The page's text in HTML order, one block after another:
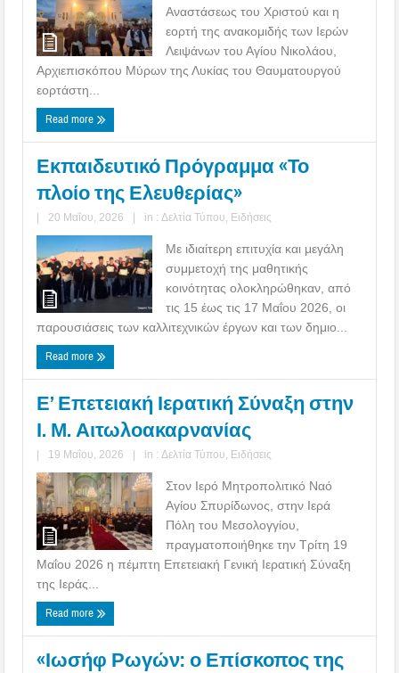
Αναστάσεως του Χριστού και η
εορτή της ανακομιδής των Ιερών
Λειψάνων του Αγίου Νικολάου,
Αρχιεπισκόπου Μύρων της Λυκίας του Θαυματουργού
εορτάστη...
Read more
Εκπαιδευτικό Πρόγραμμα «Το
πλοίο της Ελευθερίας»
| 20 Μαΐου, 2026 | in : Δελτία Τύπου Ειδήσεις
Με ιδιαίτερη επιτυχία και μεγάλη
συμμετοχή της μαθητικής
κοινότητας ολοκληρώθηκαν, από
τις 15 έως τις 17 Μαΐου 2026, οι
παρουσιάσεις των καλλιτεχνικών έργων και των δημιο...
Read more
Ε’ Επετειακή Ιερατική Σύναξη στην
Ι. Μ. Αιτωλοακαρνανίας
| 19 Μαΐου, 2026 | in : Δελτία Τύπου Ειδήσεις
Στον Ιερό Μητροπολιτικό Ναό
Αγίου Σπυρίδωνος, στην Ιερά
Πόλη του Μεσολογγίου,
πραγματοποιήθηκε την Τρίτη 19
Μαΐου 2026 η πέμπτη Επετειακή Γενική Ιερατική Σύναξη
της Ιεράς...
Read more
«Ιωσήφ Ρωγών: ο Επίσκοπος της